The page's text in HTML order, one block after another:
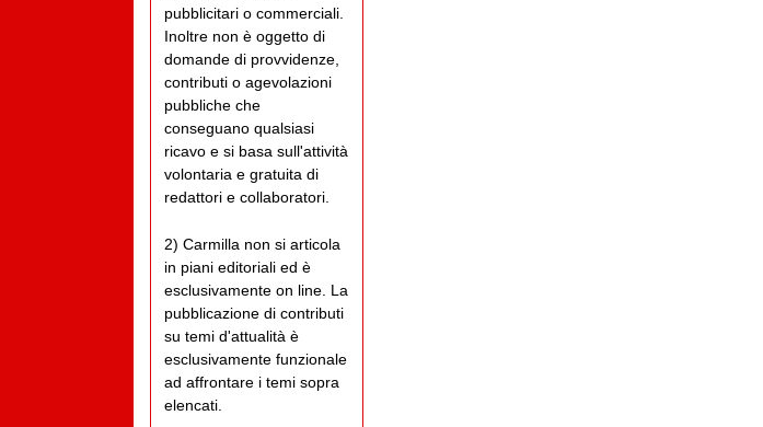
pubblicitari o commerciali.
Inoltre non è oggetto di
domande di provvidenze,
contributi o agevolazioni
pubbliche che
conseguano qualsiasi
ricavo e si basa sull'attività
volontaria e gratuita di
redattori e collaboratori.
2) Carmilla non si articola
in piani editoriali ed è
esclusivamente on line. La
pubblicazione di contributi
su temi d'attualità è
esclusivamente funzionale
ad affrontare i temi sopra
elencati.